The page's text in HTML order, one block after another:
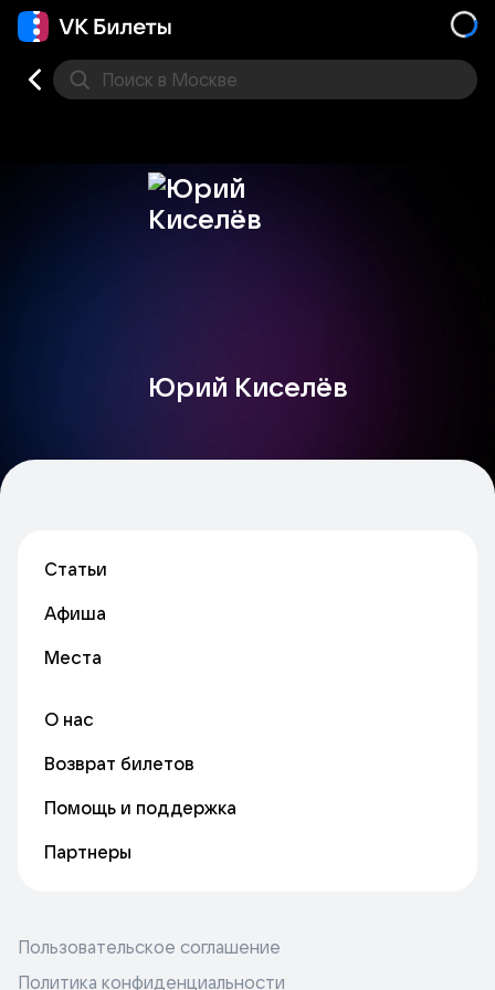
Поиск в Москве
Юрий Киселёв
Статьи
Афиша
Места
О нас
Возврат билетов
Помощь и поддержка
Партнеры
Пользовательское соглашение
Политика конфиденциальности